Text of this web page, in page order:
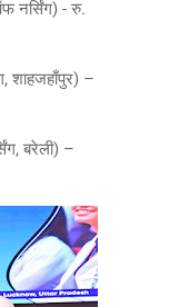
नर्सिंग) - रु.
शाहजहाँपुर) –
बरेली) –